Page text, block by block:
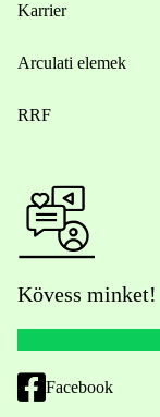
Karrier
Arculati elemek
RRF
Kövess minket!
Facebook